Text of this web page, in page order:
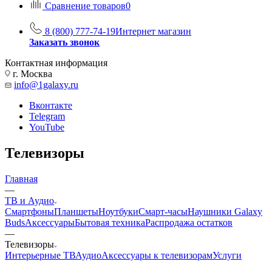
Сравнение товаров0
8 (800) 777-74-19Интернет магазин
Заказать звонок
Контактная информация
г. Москва
info@1galaxy.ru
Вконтакте
Telegram
YouTube
Телевизоры
Главная
—
ТВ и Аудио
СмартфоныПланшетыНоутбукиСмарт-часыНаушники Galaxy
BudsАксессуарыБытовая техникаРаспродажа остатков
—
Телевизоры
Интерьерные ТВАудиоАксессуары к телевизорамУслуги